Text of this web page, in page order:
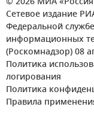
Сетевое издание
Федеральной
информационных
(Роскомнадзор) 08
Политика
логирования
Политика
Правила